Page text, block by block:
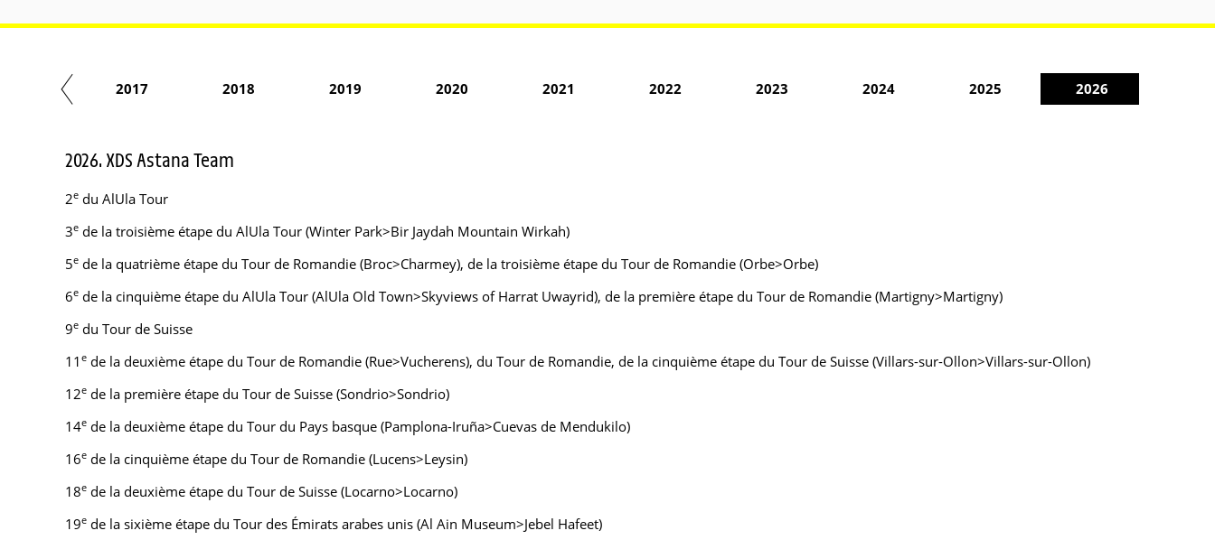
2017 2018 2019 2020 2021 2022 2023 2024 2025 2026
2026. XDS Astana Team
2e du AlUla Tour
3e de la troisième étape du AlUla Tour (Winter Park>Bir Jaydah Mountain Wirkah)
5e de la quatrième étape du Tour de Romandie (Broc>Charmey), de la troisième étape du Tour de Romandie (Orbe>Orbe)
6e de la cinquième étape du AlUla Tour (AlUla Old Town>Skyviews of Harrat Uwayrid), de la première étape du Tour de Romandie (Martigny>Martigny)
9e du Tour de Suisse
11 e de la deuxième étape du Tour de Romandie (Rue>Vucherens), du Tour de Romandie, de la cinquième étape du Tour de Suisse (Villars-sur-Ollon>Villars-sur-Ollon)
12e de la première étape du Tour de Suisse (Sondrio>Sondrio)
14e de la deuxième étape du Tour du Pays basque (Pamplona-Iruña>Cuevas de Mendukilo)
16e de la cinquième étape du Tour de Romandie (Lucens>Leysin)
18e de la deuxième étape du Tour de Suisse (Locarno>Locarno)
19e de la sixième étape du Tour des Émirats arabes unis (Al Ain Museum>Jebel Hafeet)